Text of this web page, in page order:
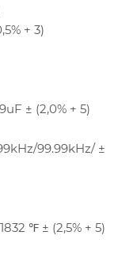
+ 3)
± (2,0% + 5)
99.99kHz/ ±
℉ ± (2,5% + 5)